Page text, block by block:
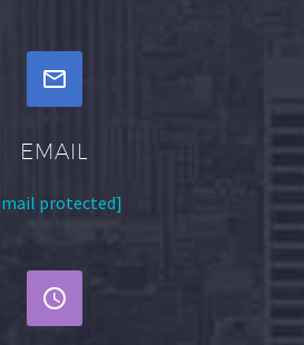


EMAIL
protected]

